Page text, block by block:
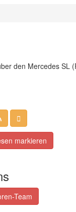
den Mercedes SL
markieren
Team